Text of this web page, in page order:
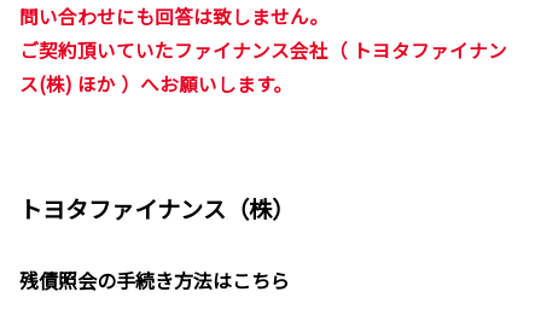
問い合わせにも回答は致しません。
ご契約頂いていたファイナンス会社（ トヨタファイナン
ス(株) ほか ）へお願いします。
トヨタファイナンス（株）
残債照会の手続き方法はこちら